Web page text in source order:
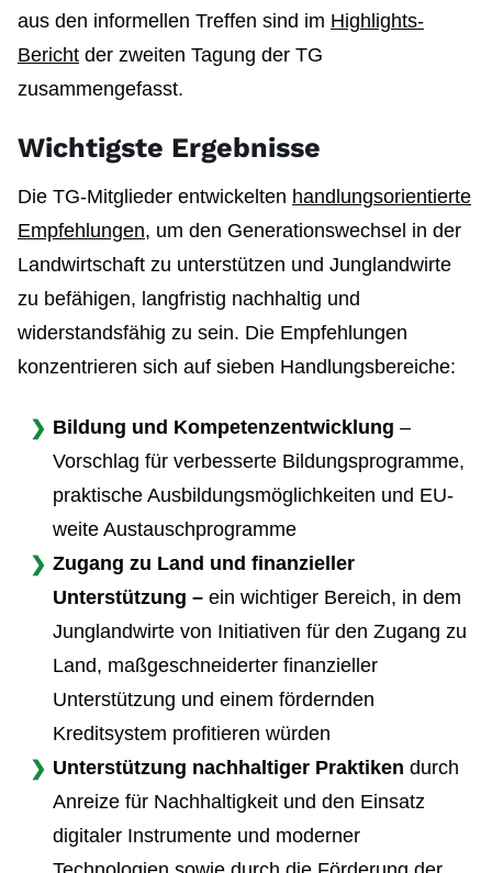
aus den informellen Treffen sind im Highlights-
Bericht der zweiten Tagung der TG
zusammengefasst.
Wichtigste Ergebnisse
Die TG-Mitglieder entwickelten handlungsorientierte
Empfehlungen, um den Generationswechsel in der
Landwirtschaft zu unterstützen und Junglandwirte
zu befähigen, langfristig nachhaltig und
widerstandsfähig zu sein. Die Empfehlungen
konzentrieren sich auf sieben Handlungsbereiche:
Bildung und Kompetenzentwicklung –
Vorschlag für verbesserte Bildungsprogramme,
praktische Ausbildungsmöglichkeiten und EU-
weite Austauschprogramme
Zugang zu Land und finanzieller
Unterstützung – ein wichtiger Bereich, in dem
Junglandwirte von Initiativen für den Zugang zu
Land, maßgeschneiderter finanzieller
Unterstützung und einem fördernden
Kreditsystem profitieren würden
Unterstützung nachhaltiger Praktiken durch
Anreize für Nachhaltigkeit und den Einsatz
digitaler Instrumente und moderner